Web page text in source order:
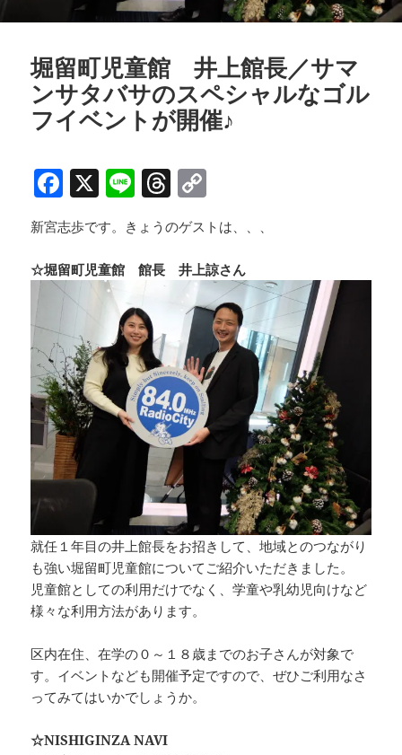
堀留町児童館 井上館長／サマ
ンサタバサのスペシャルなゴル
フイベントが開催♪
F
a
c
e
b
o
o
k
X Li
n
e
T
h
re
a
d
p
y
Li
n
k
新宮志歩です。きょうのゲストは、、、
☆堀留町児童館 館長 井上諒さん
就任１年目の井上館長をお招きして、地域とのつながり
も強い堀留町児童館についてご紹介いただきました。
児童館としての利用だけでなく、学童や乳幼児向けなど
様々な利用方法があります。
区内在住、在学の０～１８歳までのお子さんが対象で
す。イベントなども開催予定ですので、ぜひご利用なさ
ってみてはいかでしょうか。
☆NISHIGINZA NAVI